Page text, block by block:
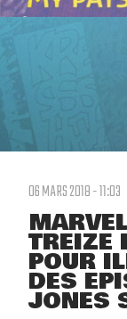
06 MARS 2018 - 11:03
TREIZE
POUR
DES
JONES